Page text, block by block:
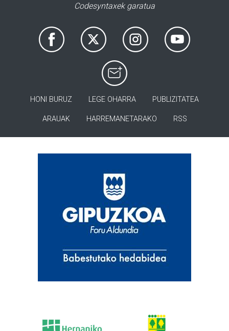
Codesyntaxek garatua
HONI BURUZ LEGE OHARRA PUBLIZITATEA
ARAUAK HARREMANETARAKO RSS